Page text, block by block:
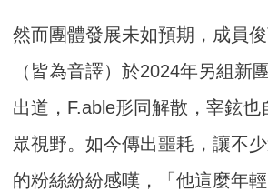
然而團體發展未如預期，成員
（皆為音譯）於2024年另組新團
出道，F.able形同解散，宰鉉也
眾視野。如今傳出噩耗，讓不
的粉絲紛紛感嘆，「他這麼年